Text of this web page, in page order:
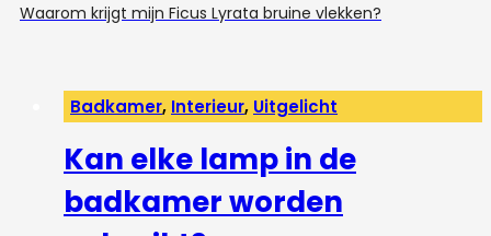
Waarom krijgt mijn Ficus Lyrata bruine vlekken?
Badkamer, Interieur, Uitgelicht
Kan elke lamp in de
badkamer worden